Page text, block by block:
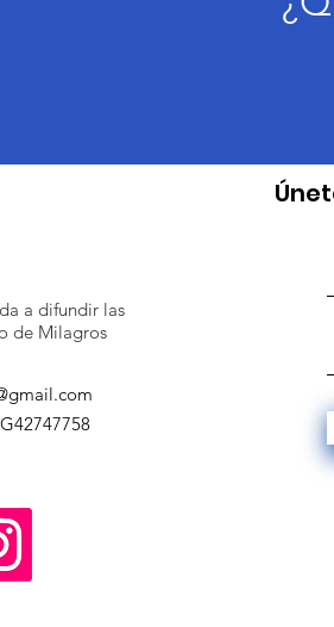
a difundir las
de Milagros
G42747758